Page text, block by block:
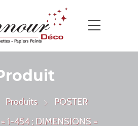
Produits
POSTER
1-454 ; DIMENSIONS =